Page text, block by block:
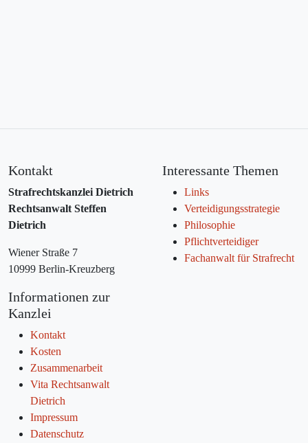
Kontakt
Strafrechtskanzlei Dietrich
Rechtsanwalt Steffen
Dietrich
Wiener Straße 7
10999 Berlin-Kreuzberg
Interessante Themen
Links
Verteidigungsstrategie
Philosophie
Pflichtverteidiger
Fachanwalt für Strafrecht
Informationen zur
Kanzlei
Kontakt
Kosten
Zusammenarbeit
Vita Rechtsanwalt
Dietrich
Impressum
Datenschutz